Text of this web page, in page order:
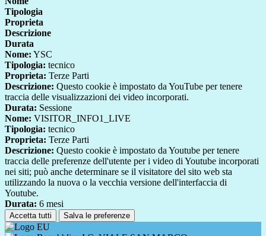
Tipologia
Proprieta
Descrizione
Durata
Nome: YSC
Tipologia: tecnico
Proprieta: Terze Parti
Descrizione: Questo cookie è impostato da YouTube per tenere
traccia delle visualizzazioni dei video incorporati.
Durata: Sessione
Nome: VISITOR_INFO1_LIVE
Tipologia: tecnico
Proprieta: Terze Parti
Descrizione: Questo cookie è impostato da Youtube per tenere
traccia delle preferenze dell'utente per i video di Youtube incorporati
nei siti; può anche determinare se il visitatore del sito web sta
utilizzando la nuova o la vecchia versione dell'interfaccia di
Youtube.
Durata: 6 mesi
Accetta tutti Salva le preferenze